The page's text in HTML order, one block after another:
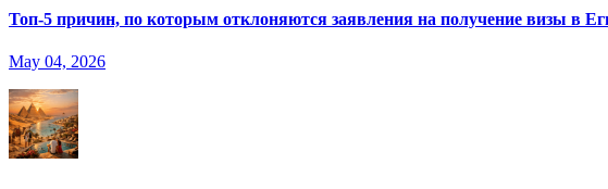
Топ-5 причин, по которым отклоняются заявления на получение визы в
May 04, 2026